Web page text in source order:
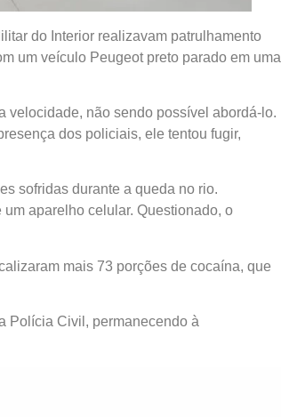
do Interior realizavam patrulhamento
um veículo Peugeot preto parado em uma
velocidade, não sendo possível abordá-lo.
dos policiais, ele tentou fugir,
sofridas durante a queda no rio.
aparelho celular. Questionado, o
mais 73 porções de cocaína, que
Polícia Civil, permanecendo à